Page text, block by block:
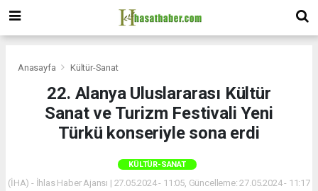
Anasayfa Kültür-Sanat
22. Alanya Uluslararası Kültür
Sanat ve Turizm Festivali Yeni
Türkü konseriyle sona erdi
KÜLTÜR-SANAT
(İHA) - İhlas Haber Ajansı | 27.05.2024 - 11:05, Güncelleme: 27.05.2024 - 11:17